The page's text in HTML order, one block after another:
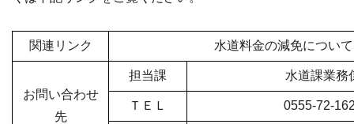
関連リンク 水道料金の減免について
お問い合わせ
先
担当課 水道課業務
ＴＥＬ 0555-72-